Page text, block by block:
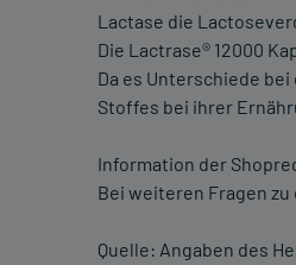
Lactase die
Die Lactrase® 12000
Da es Unterschiede
Stoffes bei ihrer
Information der
Bei weiteren Fragen
Quelle: Angaben des